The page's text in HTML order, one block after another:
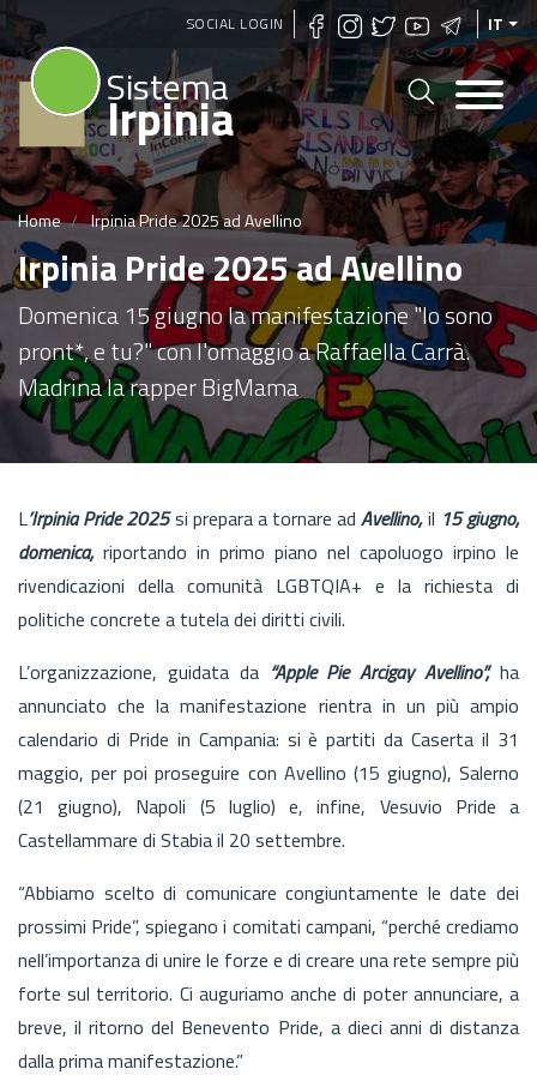
Salta
al
contenuto
principale
SOCIAL LOGIN IT
Sistema
Irpinia
Home Irpinia Pride 2025 ad Avellino
Irpinia Pride 2025 ad Avellino
Domenica 15 giugno la manifestazione "Io sono
pront*, e tu?" con l'omaggio a Raffaella Carrà.
Madrina la rapper BigMama
L’Irpinia Pride 2025si prepara a tornare adAvellino,il 15 giugno,
domenica,riportando in primo piano nel capoluogo irpino le
rivendicazioni della comunità LGBTQIA+ e la richiesta di
politiche concrete a tutela dei diritti civili.
L’organizzazione, guidata da “Apple Pie Arcigay Avellino”,ha
annunciato che la manifestazione rientra in un più ampio
calendario di Pride in Campania: si è partiti da Caserta il 31
maggio, per poi proseguire con Avellino (15 giugno), Salerno
(21 giugno), Napoli (5 luglio) e, infine, Vesuvio Pride a
Castellammare di Stabia il 20 settembre.
“Abbiamo scelto di comunicare congiuntamente le date dei
prossimi Pride”, spiegano i comitati campani, “perché crediamo
nell’importanza di unire le forze e di creare una rete sempre più
forte sul territorio. Ci auguriamo anche di poter annunciare, a
breve, il ritorno del Benevento Pride, a dieci anni di distanza
dalla prima manifestazione.”